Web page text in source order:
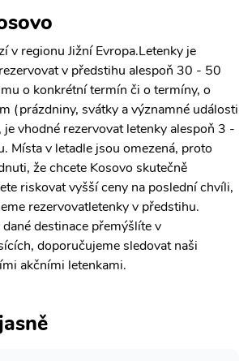
v regionu Jižní Evropa.Letenky je
v předstihu alespoň 30 - 50
o konkrétní termín či o termíny, o
(prázdniny, svátky a významné události
je vhodné rezervovat letenky alespoň 3 -
Místa v letadle jsou omezená, proto
že chcete Kosovo skutečně
riskovat vyšší ceny na poslední chvíli,
rezervovatletenky v předstihu.
destinace přemýšlíte v
doporučujeme sledovat naši
akčními letenkami.